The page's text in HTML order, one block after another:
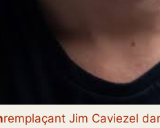
remplaçant Jim Caviezel